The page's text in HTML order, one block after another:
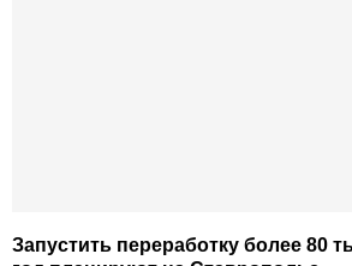
Запустить переработку более 80